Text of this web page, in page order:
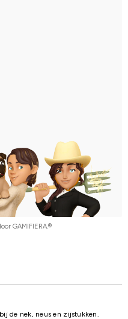
GAMIFIERA.®
de nek, neus en zijstukken.